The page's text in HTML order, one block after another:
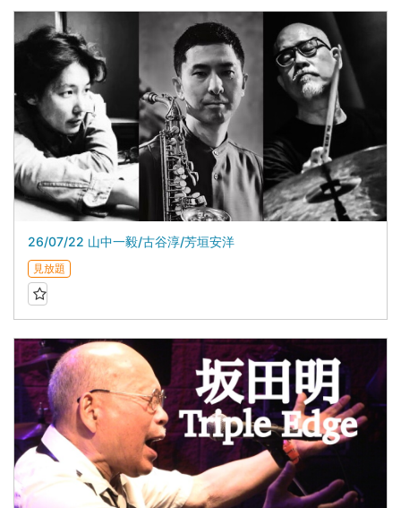
26/07/22 山中一毅/古谷淳/芳垣安洋
見放題